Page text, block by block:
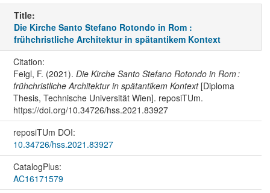
Title:
Die Kirche Santo Stefano Rotondo in Rom :
frühchristliche Architektur in spätantikem Kontext
Citation:
Feigl, F. (2021). Die Kirche Santo Stefano Rotondo in Rom :
frühchristliche Architektur in spätantikem Kontext[Diploma
Thesis, Technische Universität Wien]. reposiTUm.
https://doi.org/10.34726/hss.2021.83927
reposiTUm DOI:
10.34726/hss.2021.83927
CatalogPlus:
AC16171579